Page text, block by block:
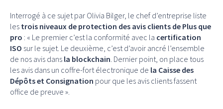
Interrogé à ce sujet par Olivia Bilger, le chef d’entreprise liste
les trois niveaux de protection des avis clients de Plus que
pro : « Le premier c’est la conformité avec la certification
ISO sur le sujet. Le deuxième, c’est d’avoir ancré l’ensemble
de nos avis dans la blockchain . Dernier point, on place tous
les avis dans un coffre-fort électronique de la Caisse des
Dépôts et Consignation pour que les avis clients fassent
office de preuve ».